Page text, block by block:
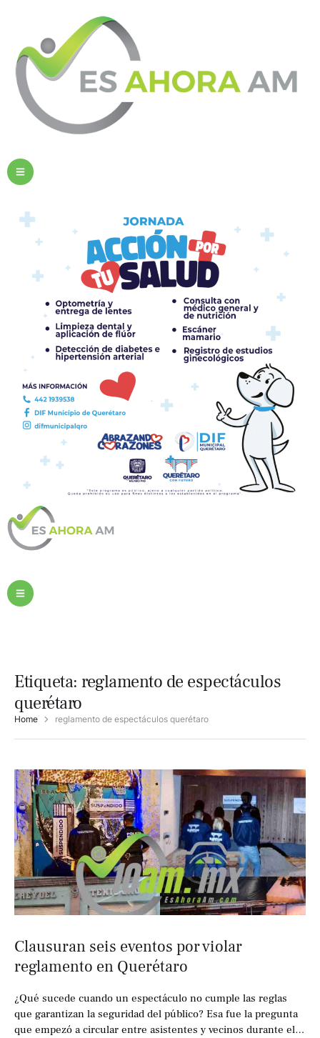
Etiqueta: reglamento de espectáculos
querétaro
Home reglamento de espectáculos querétaro
Clausuran seis eventos por violar
reglamento en Querétaro
¿Qué sucede cuando un espectáculo no cumple las reglas
que garantizan la seguridad del público? Esa fue la pregunta
que empezó a circular entre asistentes y vecinos durante el